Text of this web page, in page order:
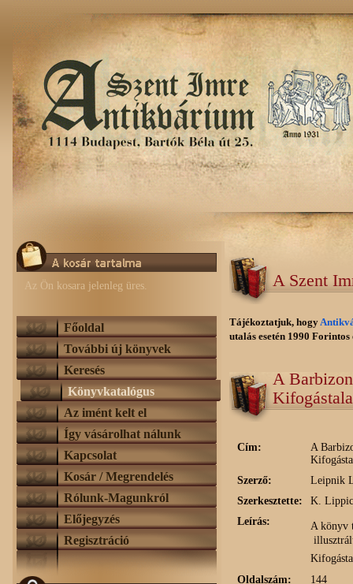
Az Ön kosara jelenleg üres.
Főoldal
További új könyvek
Keresés
Könyvkatalógus
Az imént kelt el
Így vásárolhat nálunk
Kapcsolat
Kosár / Megrendelés
Rólunk-Magunkról
Előjegyzés
Regisztráció
A Szent
Tájékoztatjuk, hogy
utalás esetén 1990
A
Cím:
A
Szerző:
Leipnik
Szerkesztette:
K.
Leírás:
A könyv
Oldalszám:
144